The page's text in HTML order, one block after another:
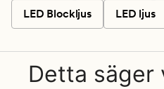
LED Blockljus LED ljus
Detta säger